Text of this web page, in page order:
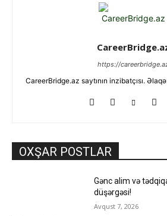
https://
CareerBridge.az saytının inzibatçısı.
OXŞAR POSTLAR
Gənc alim və
düşərgəsi!
Avqust 7, 2026